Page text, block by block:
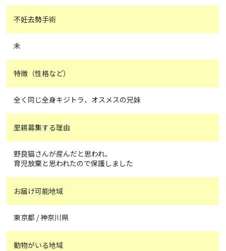
不妊去勢手術
未
特徴（性格など）
全く同じ全身キジトラ、オスメスの兄妹
里親募集する理由
野良猫さんが産んだと思われ、
育児放棄と思われたので保護しました
お届け可能地域
東京都 / 神奈川県
動物がいる地域